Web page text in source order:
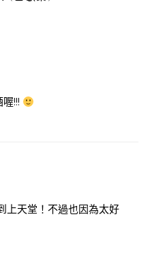
!!!
上天堂！不過也因為太好